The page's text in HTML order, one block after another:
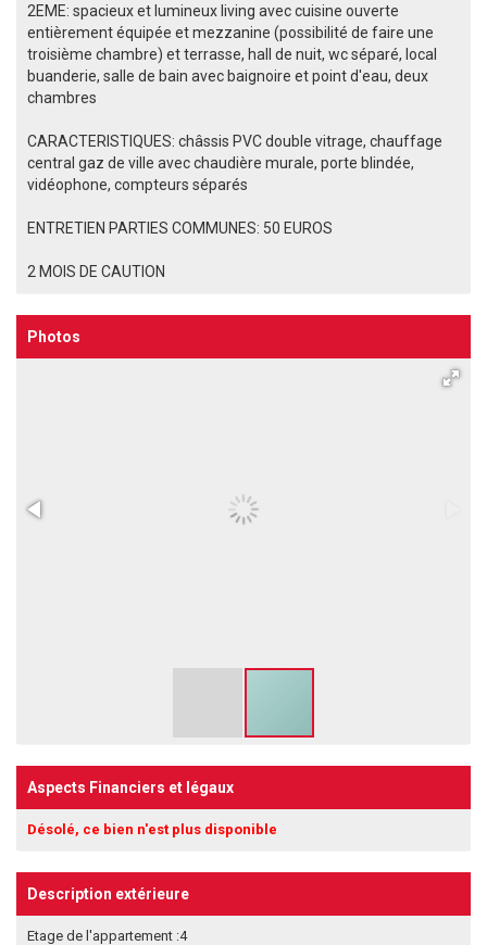
2EME: spacieux et lumineux living avec cuisine ouverte
entièrement équipée et mezzanine (possibilité de faire une
troisième chambre) et terrasse, hall de nuit, wc séparé, local
buanderie, salle de bain avec baignoire et point d'eau, deux
chambres
CARACTERISTIQUES: châssis PVC double vitrage, chauffage
central gaz de ville avec chaudière murale, porte blindée,
vidéophone, compteurs séparés
ENTRETIEN PARTIES COMMUNES: 50 EUROS
2 MOIS DE CAUTION
Photos
Aspects Financiers et légaux
Désolé, ce bien n'est plus disponible
Description extérieure
Etage de l'appartement :4